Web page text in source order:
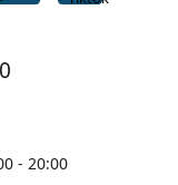
- 20:00